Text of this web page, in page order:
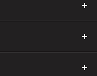
Mozzate (CO)